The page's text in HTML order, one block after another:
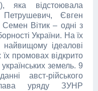
яка відстоювала
Петрушевич, Євген
Вітик – одні з
України. На їх
ідеалові
їх промовах відкрито
земель. 9
авст-рійського
уряду ЗУНР